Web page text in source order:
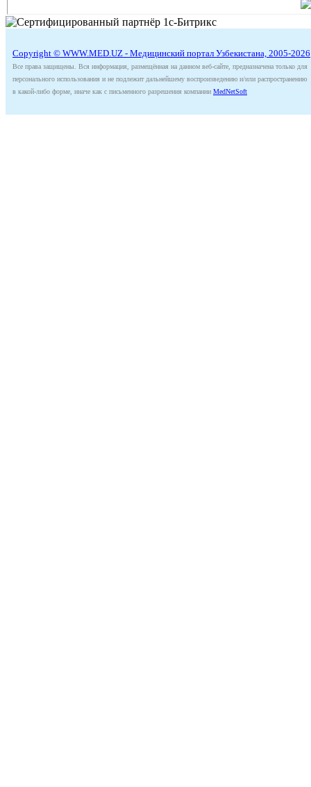
Copyright © WWW.MED.UZ - Медицинский портал Узбекистана, 2005-2026
Все права защищены. Вся информация, размещённая на данном веб-сайте, предназначена только для
персонального использования и не подлежит дальнейшему воспроизведению и/или распространению
в какой-либо форме, иначе как с письменного разрешения компании MedNetSoft